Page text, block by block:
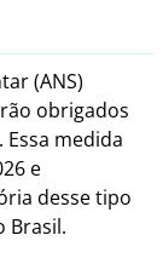
(ANS)
obrigados
medida
e
desse tipo
Brasil.